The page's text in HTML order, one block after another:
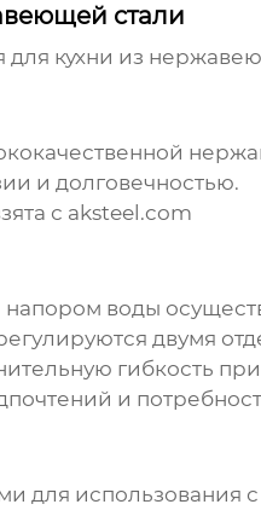
стали
для кухни из
и долговечностью.
с aksteel.com
воды
двумя
гибкость
и
для